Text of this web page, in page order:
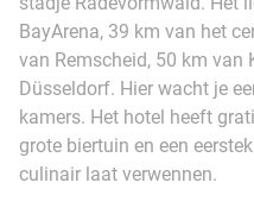
BayArena, 39 km van het
van Remscheid, 50 km van
Düsseldorf. Hier wacht je
kamers. Het hotel heeft
grote biertuin en een
culinair laat verwennen.